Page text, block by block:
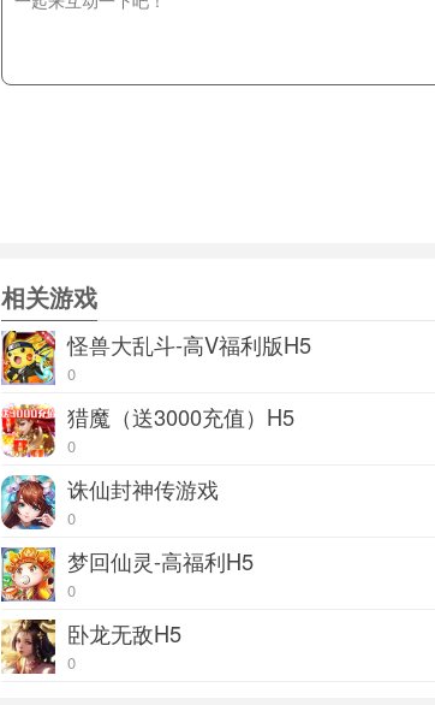
相关游戏
怪兽大乱斗-高V福利版H5
0
猎魔（送3000充值）H5
0
诛仙封神传游戏
0
梦回仙灵-高福利H5
0
卧龙无敌H5
0